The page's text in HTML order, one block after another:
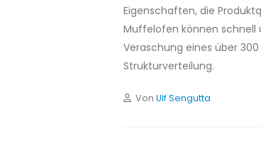
Eigenschaften, die
Muffelofen können schnell
Veraschung eines über
Strukturverteilung.
Von Ulf Sengutta